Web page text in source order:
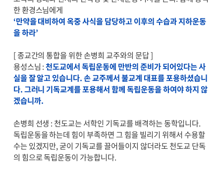
한 환경스님에게
‘만약을 대비하여 옥중 사식을 담당하고 이후의 수습과 지하운동
을 하라’
[ 종교간의 통합을 위한 손병희 교주와의 문답 ]
용성스님 :천도교에서 독립운동에 만반의 준비가 되어있다는 사
실을 잘 알고 있습니다. 손 교주께서 불교계 대표를 포용하셨습니
다. 그러니 기독교계를 포용해서 함께 독립운동을 하여야 하지 않
겠습니까.
손병희 선생 : 천도교는 서학인 기독교를 배격하는 동학입니다.
독립운동을 하는데 힘이 부족하면 그 힘을 빌리기 위해서 수용할
수는 있겠지만, 굳이 기독교를 끌어들이지 않더라도 천도교 단독
의 힘으로 독립운동이 가능합니다.